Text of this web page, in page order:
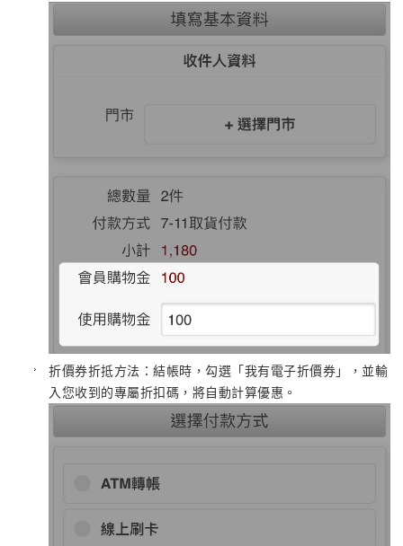
折價券折抵方法：結帳時，勾選「我有電子折價券」，並輸
入您收到的專屬折扣碼，將自動計算優惠。